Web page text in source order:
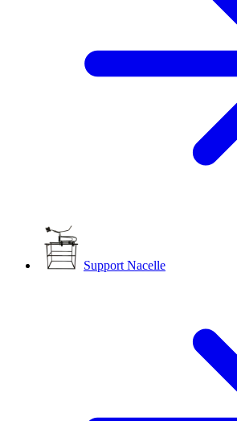
Support Nacelle